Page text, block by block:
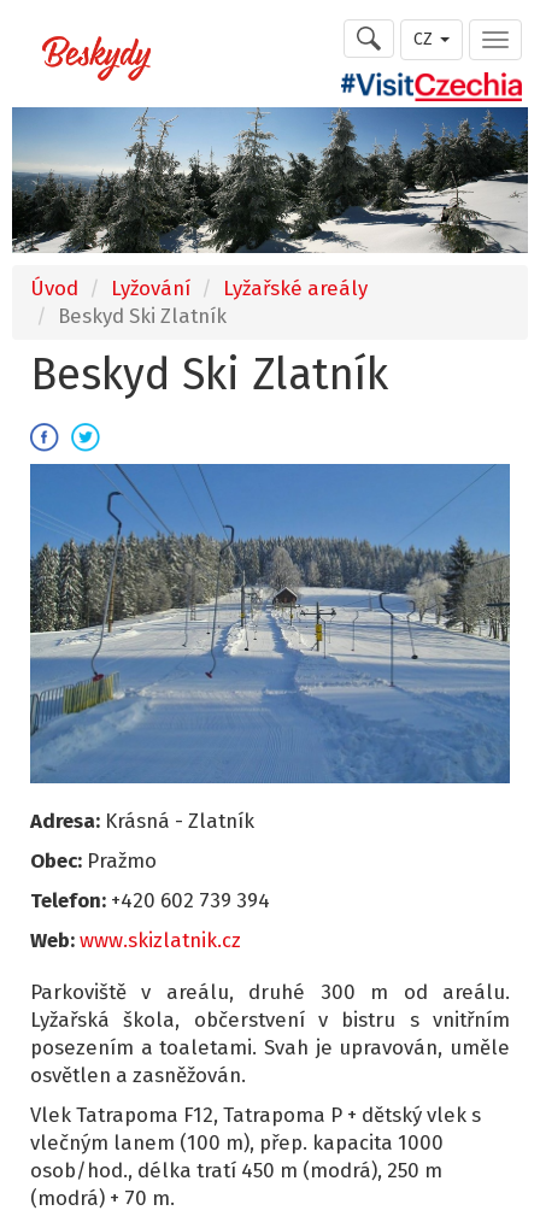
CZ
Úvod Lyžování
Lyžařské areály
Beskyd Ski Zlatník
Beskyd Ski Zlatník
Adresa: Krásná - Zlatník
Obec: Pražmo
Telefon: +420 602 739 394
Web: www.skizlatnik.cz
Parkoviště v areálu, druhé 300 m od areálu.
Lyžařská škola, občerstvení v bistru s vnitřním
posezením a toaletami. Svah je upravován, uměle
osvětlen a zasněžován.
Vlek Tatrapoma F12, Tatrapoma P + dětský vlek s
vlečným lanem (100 m), přep. kapacita 1000
osob/hod., délka tratí 450 m (modrá), 250 m
(modrá) + 70 m.